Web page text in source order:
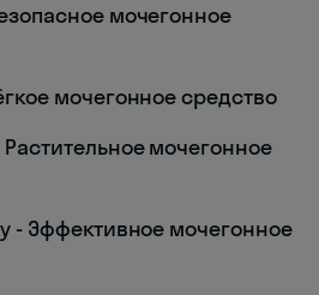
мочегонное
мочегонное средство
мочегонное
- Эффективное мочегонное